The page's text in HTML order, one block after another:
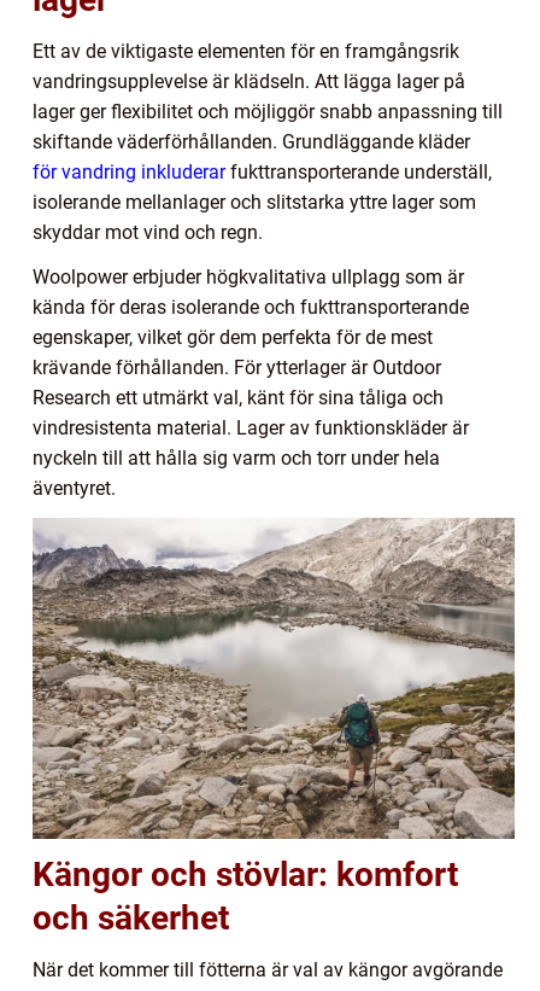
Ett av de viktigaste elementen för en framgångsrik
vandringsupplevelse är klädseln. Att lägga lager på
lager ger flexibilitet och möjliggör snabb anpassning till
skiftande väderförhållanden. Grundläggande kläder
för vandring inkluderarfukttransporterande underställ,
isolerande mellanlager och slitstarka yttre lager som
skyddar mot vind och regn.
Woolpower erbjuder högkvalitativa ullplagg som är
kända för deras isolerande och fukttransporterande
egenskaper, vilket gör dem perfekta för de mest
krävande förhållanden. För ytterlager är Outdoor
Research ett utmärkt val, känt för sina tåliga och
vindresistenta material. Lager av funktionskläder är
nyckeln till att hålla sig varm och torr under hela
äventyret.
Kängor och stövlar: komfort
och säkerhet
När det kommer till fötterna är val av kängor avgörande